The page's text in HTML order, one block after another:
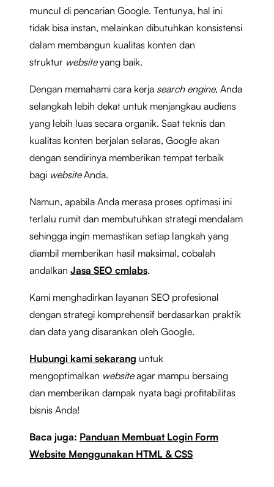
muncul di pencarian Google. Tentunya, hal ini
tidak bisa instan, melainkan dibutuhkan konsistensi
dalam membangun kualitas konten dan
struktur websiteyang baik.
Dengan memahami cara kerja search engine, Anda
selangkah lebih dekat untuk menjangkau audiens
yang lebih luas secara organik. Saat teknis dan
kualitas konten berjalan selaras, Google akan
dengan sendirinya memberikan tempat terbaik
bagi websiteAnda.
Namun, apabila Anda merasa proses optimasi ini
terlalu rumit dan membutuhkan strategi mendalam
sehingga ingin memastikan setiap langkah yang
diambil memberikan hasil maksimal, cobalah
andalkan Jasa SEO cmlabs.
Kami menghadirkan layanan SEO profesional
dengan strategi komprehensif berdasarkan praktik
dan data yang disarankan oleh Google.
Hubungi kami sekarang untuk
mengoptimalkan websiteagar mampu bersaing
dan memberikan dampak nyata bagi profitabilitas
bisnis Anda!
Baca juga: Panduan Membuat Login Form
Website Menggunakan HTML & CSS